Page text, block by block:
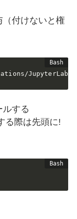
（付けないと権
ルする
る際は先頭に!